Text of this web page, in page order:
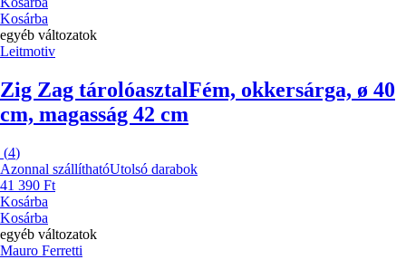
Kosárba
egyéb változatok
Leitmotiv
Zig Zag tárolóasztalFém, okkersárga, ø 40
cm, magasság 42 cm
(4)
Azonnal szállíthatóUtolsó darabok
41 390 Ft
Kosárba
Kosárba
egyéb változatok
Mauro Ferretti